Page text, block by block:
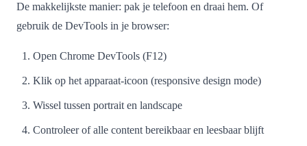
De makkelijkste manier: pak je telefoon en draai hem. Of
gebruik de DevTools in je browser:
Open Chrome DevTools (F12)
Klik op het apparaat-icoon (responsive design mode)
Wissel tussen portrait en landscape
Controleer of alle content bereikbaar en leesbaar blijft